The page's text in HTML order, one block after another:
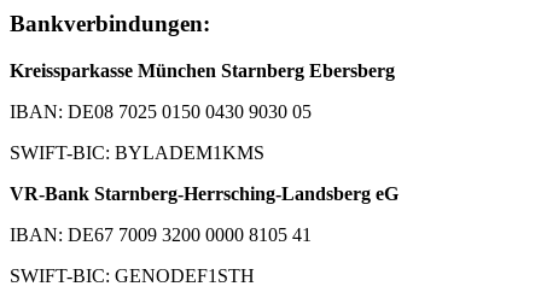
Bankverbindungen:
Kreissparkasse München Starnberg Ebersberg
IBAN: DE08 7025 0150 0430 9030 05
SWIFT-BIC: BYLADEM1KMS
VR-Bank Starnberg-Herrsching-Landsberg eG
IBAN: DE67 7009 3200 0000 8105 41
SWIFT-BIC: GENODEF1STH